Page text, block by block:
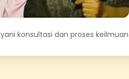
konsultasi dan proses